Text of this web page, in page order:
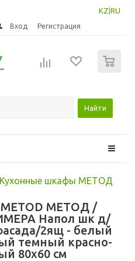
KZ RU
Вход Регистрация
Найти
Кухонные шкафы МЕТОД
METOD МЕТОД /
Напол шк д/
2ящ - белый
темный красно-
80x60 см